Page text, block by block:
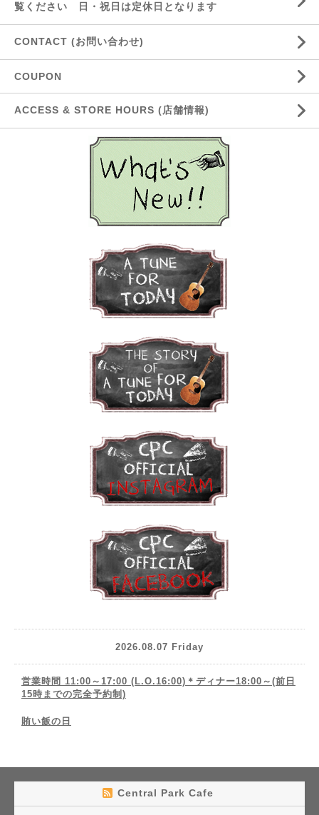
覧ください 日・祝日は定休日となります
CONTACT (お問い合わせ)
COUPON
ACCESS & STORE HOURS (店舗情報)
2026.08.07 Friday
営業時間 11:00～17:00 (L.O.16:00)＊ディナー18:00～(前日
15時までの完全予約制)
賄い飯の日
Central Park Cafe